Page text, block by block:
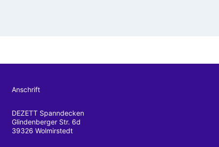
Anschrift
DEZETT Spanndecken
Glindenberger Str. 6d
39326 Wolmirstedt